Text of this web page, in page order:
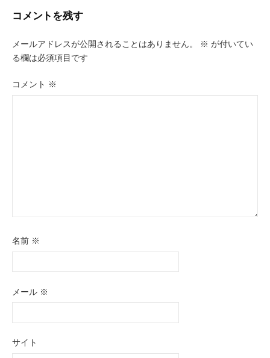
ビ
ゲ
ー
シ
コメントを残す
メールアドレスが公開されることはありません。 ※ が付いてい
る欄は必須項目です
コメント ※
名前 ※
メール ※
サイト